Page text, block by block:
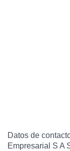
Datos de
Empresarial S A